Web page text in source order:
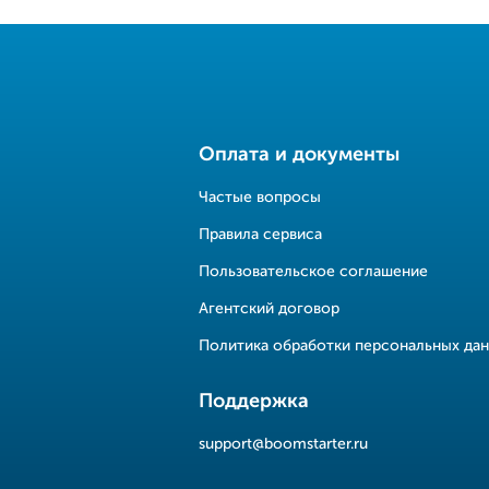
Оплата и документы
Частые вопросы
Правила сервиса
Пользовательское соглашение
Агентский договор
Политика обработки персональных
Поддержка
support@boomstarter.ru